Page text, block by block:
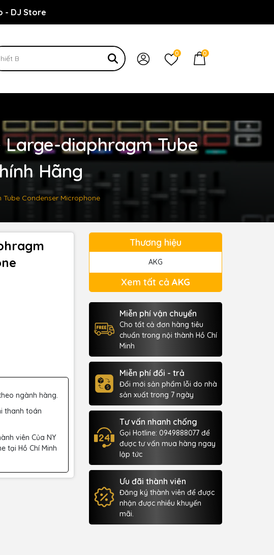
- DJ Store
chờ đợi bạn
0 0
Large-diaphragm Tube
Hãng
Condenser Microphone
ngành hàng.
thanh toán
viên Của NY
tại Hồ Chí Minh
Thương hiệu
AKG
Xem tất cả AKG
Miễn phí vận chuyển
Cho tất cả đơn hàng tiêu
chuẩn trong nội thành Hồ Chí
Minh
Miễn phí đổi - trả
Đổi mới sản phẩm lỗi do nhà
sản xuất trong 7 ngày
Tư vấn nhanh chống
Gọi Hotline: 0949888077 để
được tư vấn mua hàng ngay
lập tức
Ưu đãi thành viên
Đăng ký thành viên để được
nhận được nhiều khuyến
mãi.